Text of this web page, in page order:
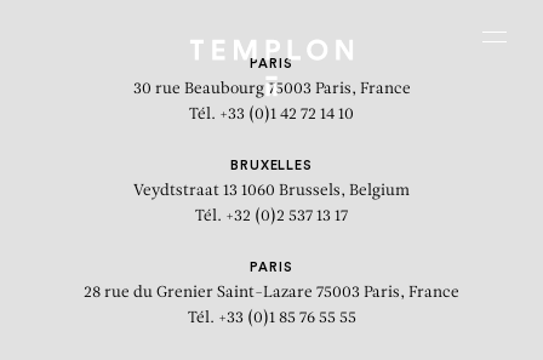
PARIS
30 rue Beaubourg 75003 Paris, France
Tél. +33 (0)1 42 72 14 10
BRUXELLES
Veydtstraat 13 1060 Brussels, Belgium
Tél. +32 (0)2 537 13 17
PARIS
28 rue du Grenier Saint-Lazare 75003 Paris, France
Tél. +33 (0)1 85 76 55 55